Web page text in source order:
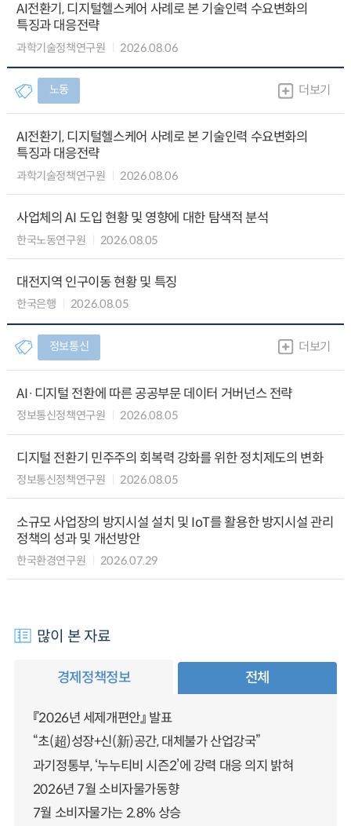
AI전환기, 디지털헬스케어 사례로 본 기술인력 수요변화의
특징과 대응전략
과학기술정책연구원 2026.08.06
노동 더보기
AI전환기, 디지털헬스케어 사례로 본 기술인력 수요변화의
특징과 대응전략
과학기술정책연구원 2026.08.06
사업체의 AI 도입 현황 및 영향에 대한 탐색적 분석
한국노동연구원 2026.08.05
대전지역 인구이동 현황 및 특징
한국은행 2026.08.05
정보통신 더보기
AI·디지털 전환에 따른 공공부문 데이터 거버넌스 전략
정보통신정책연구원 2026.08.05
디지털 전환기 민주주의 회복력 강화를 위한 정치제도의 변화
정보통신정책연구원 2026.08.05
소규모 사업장의 방지시설 설치 및 IoT를 활용한 방지시설 관리
정책의 성과 및 개선방안
한국환경연구원 2026.07.29
많이 본 자료
경제정책정보 전체
『2026년 세제개편안』 발표
“초(超)성장+신(新)공간, 대체불가 산업강국”
과기정통부, ‘누누티비 시즌2’에 강력 대응 의지 밝혀
2026년 7월 소비자물가동향
7월 소비자물가는 2.8% 상승